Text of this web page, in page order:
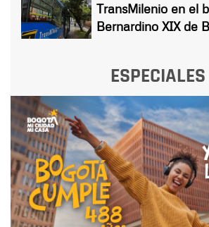
TransMilenio en el
Bernardino XIX de
ESPECIALES